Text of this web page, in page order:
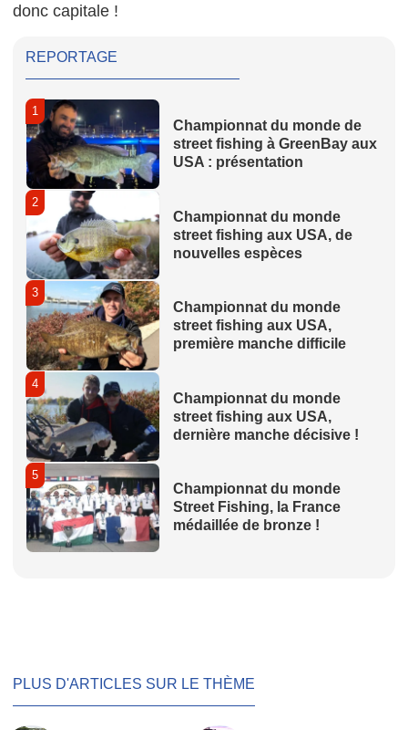
donc capitale !
REPORTAGE
1
Championnat du monde de
street fishing à GreenBay aux
USA : présentation
2
Championnat du monde
street fishing aux USA, de
nouvelles espèces
3
Championnat du monde
street fishing aux USA,
première manche difficile
4
Championnat du monde
street fishing aux USA,
dernière manche décisive !
5
Championnat du monde
Street Fishing, la France
médaillée de bronze !
PLUS D'ARTICLES SUR LE THÈME